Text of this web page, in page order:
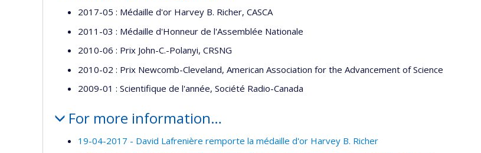
2017-05 : Médaille d'or Harvey B. Richer, CASCA
2011-03 : Médaille d'Honneur de l'Assemblée Nationale
2010-06 : Prix John-C.-Polanyi, CRSNG
2010-02 : Prix Newcomb-Cleveland, American Association for the Advancement of Science
2009-01 : Scientifique de l'année, Société Radio-Canada
For more information…
19-04-2017 - David Lafrenière remporte la médaille d'or Harvey B. Richer